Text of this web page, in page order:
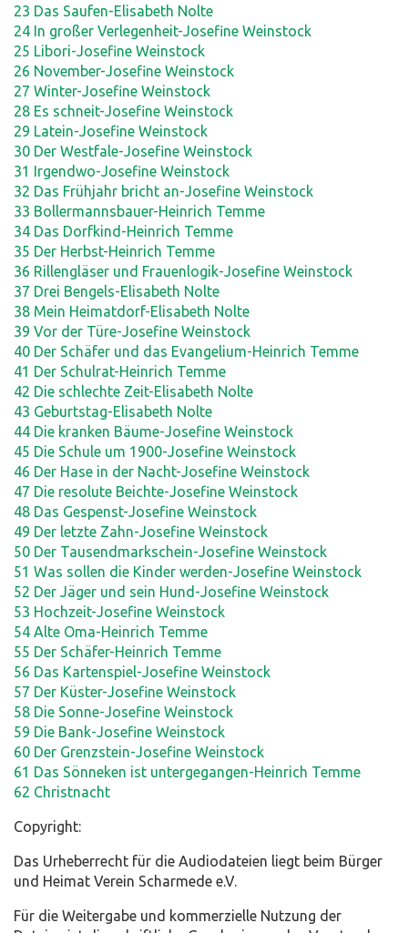
23 Das Saufen-Elisabeth Nolte
24 In großer Verlegenheit-Josefine Weinstock
25 Libori-Josefine Weinstock
26 November-Josefine Weinstock
27 Winter-Josefine Weinstock
28 Es schneit-Josefine Weinstock
29 Latein-Josefine Weinstock
30 Der Westfale-Josefine Weinstock
31 Irgendwo-Josefine Weinstock
32 Das Frühjahr bricht an-Josefine Weinstock
33 Bollermannsbauer-Heinrich Temme
34 Das Dorfkind-Heinrich Temme
35 Der Herbst-Heinrich Temme
36 Rillengläser und Frauenlogik-Josefine Weinstock
37 Drei Bengels-Elisabeth Nolte
38 Mein Heimatdorf-Elisabeth Nolte
39 Vor der Türe-Josefine Weinstock
40 Der Schäfer und das Evangelium-Heinrich Temme
41 Der Schulrat-Heinrich Temme
42 Die schlechte Zeit-Elisabeth Nolte
43 Geburtstag-Elisabeth Nolte
44 Die kranken Bäume-Josefine Weinstock
45 Die Schule um 1900-Josefine Weinstock
46 Der Hase in der Nacht-Josefine Weinstock
47 Die resolute Beichte-Josefine Weinstock
48 Das Gespenst-Josefine Weinstock
49 Der letzte Zahn-Josefine Weinstock
50 Der Tausendmarkschein-Josefine Weinstock
51 Was sollen die Kinder werden-Josefine Weinstock
52 Der Jäger und sein Hund-Josefine Weinstock
53 Hochzeit-Josefine Weinstock
54 Alte Oma-Heinrich Temme
55 Der Schäfer-Heinrich Temme
56 Das Kartenspiel-Josefine Weinstock
57 Der Küster-Josefine Weinstock
58 Die Sonne-Josefine Weinstock
59 Die Bank-Josefine Weinstock
60 Der Grenzstein-Josefine Weinstock
61 Das Sönneken ist untergegangen-Heinrich Temme
62 Christnacht
Copyright:
Das Urheberrecht für die Audiodateien liegt beim Bürger
und Heimat Verein Scharmede e.V.
Für die Weitergabe und kommerzielle Nutzung der